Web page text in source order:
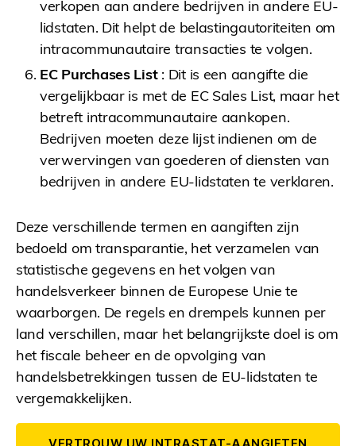
verkopen aan andere bedrijven in andere EU-
lidstaten. Dit helpt de belastingautoriteiten om
intracommunautaire transacties te volgen.
EC Purchases List: Dit is een aangifte die
vergelijkbaar is met de EC Sales List, maar het
betreft intracommunautaire aankopen.
Bedrijven moeten deze lijst indienen om de
verwervingen van goederen of diensten van
bedrijven in andere EU-lidstaten te verklaren.
Deze verschillende termen en aangiften zijn
bedoeld om transparantie, het verzamelen van
statistische gegevens en het volgen van
handelsverkeer binnen de Europese Unie te
waarborgen. De regels en drempels kunnen per
land verschillen, maar het belangrijkste doel is om
het fiscale beheer en de opvolging van
handelsbetrekkingen tussen de EU-lidstaten te
vergemakkelijken.
VERTROUW UW INTRASTAT-AANGIFTEN